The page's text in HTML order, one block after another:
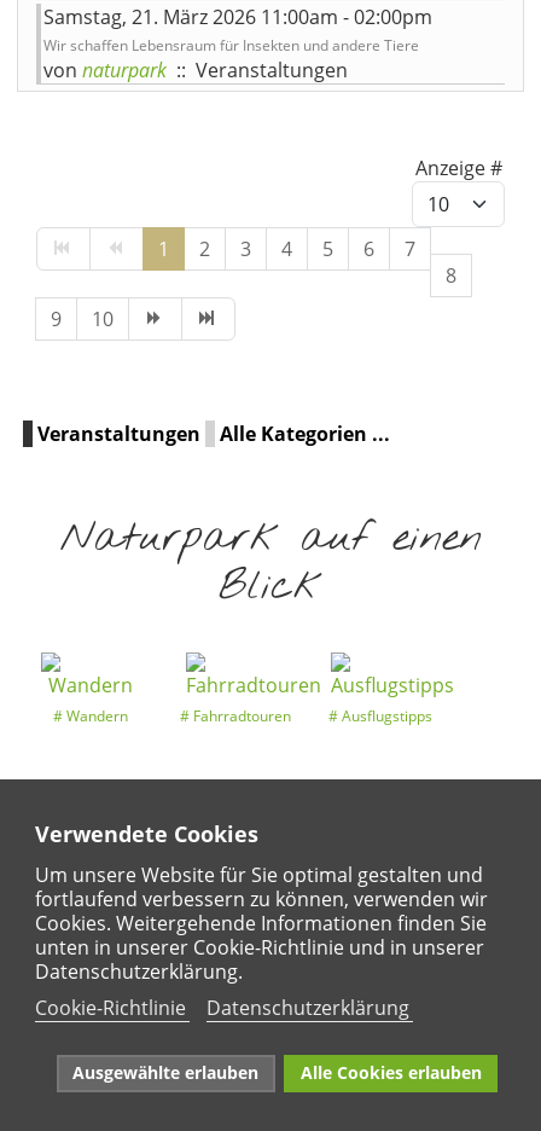
Verwendete Cookies
Um unsere Website für Sie optimal gestalten und
fortlaufend verbessern zu können, verwenden wir
Cookies. Weitergehende Informationen finden Sie
unten in unserer Cookie-Richtlinie und in unserer
Datenschutzerklärung.
Cookie-Richtlinie
Datenschutzerklärung
Ausgewählte erlauben Alle Cookies erlauben
Samstag, 21. März 2026 11:00am - 02:00pm
Wir schaffen Lebensraum für Insekten und andere Tiere
von naturpark :: Veranstaltungen
Anzeige #
1 2 3 4 5 6
7
8
9
10
Veranstaltungen Alle Kategorien ...
Naturpark auf einen
Blick
Wandern Fahrradtouren Ausflugstipps
Entdeckertouren Ansichten
Regional
Karte